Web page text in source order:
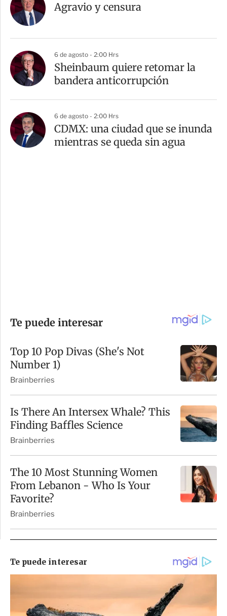
Agravio y censura
6 de agosto - 2:00 Hrs
Sheinbaum quiere retomar la
bandera anticorrupción
6 de agosto - 2:00 Hrs
CDMX: una ciudad que se inunda
mientras se queda sin agua